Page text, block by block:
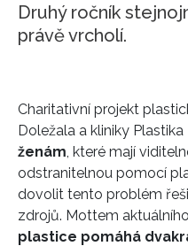
Druhý ročník
právě vrcholí.
Charitativní projekt
Doležala a kliniky
ženám, které mají
odstranitelnou pomocí
dovolit tento problém
zdrojů. Mottem
plastice pomáhá